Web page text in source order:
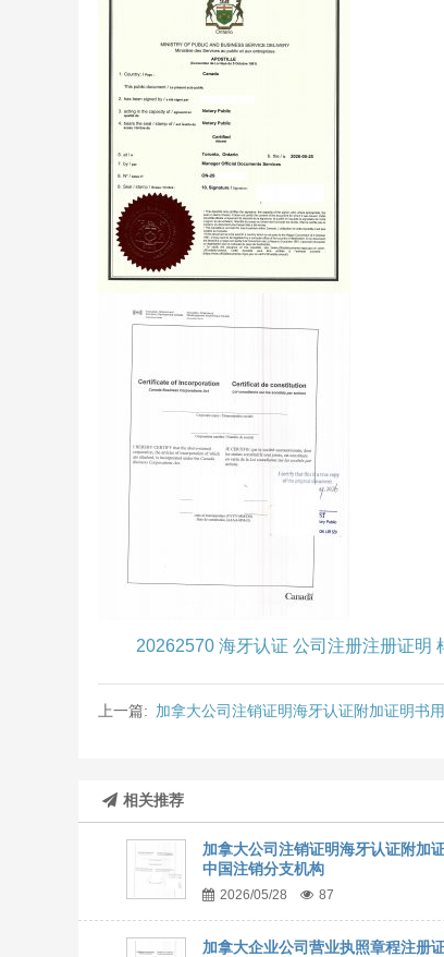
20262570 海牙认证 公司注册注册证明
上一篇: 加拿大公司注销证明海牙认证附加证明书
相关推荐
加拿大公司注销证明海牙认证附加
中国注销分支机构
2026/05/28 87
加拿大企业公司营业执照章程注册